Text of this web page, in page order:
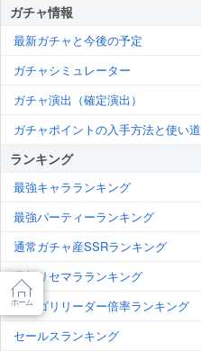
ガチャ情報
最新ガチャと今後の予定
ガチャシミュレーター
ガチャ演出（確定演出）
ガチャポイントの入手方法と使い道
ランキング
最強キャラランキング
最強パーティーランキング
通常ガチャ産SSRランキング
最新リセマラランキング
カテゴリリーダー倍率ランキング
セールスランキング
ホーム